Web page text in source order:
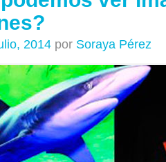
2014 por Soraya Pérez